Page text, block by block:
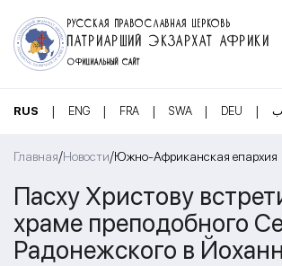
РУССКАЯ ПРАВОСЛАВНАЯ ЦЕРКОВЬ
ПАТРИАРШИЙ ЭКЗАРХАТ АФРИКИ
ОФИЦИАЛЬНЫЙ САЙТ
RUS | ENG | FRA | SWA | DEU |
Главная/Новости/Южно-Африканская епархия
Пасху Христову
храме преподобного
Радонежского в